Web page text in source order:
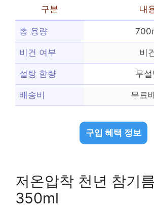
구분 내
총 용량
비건 여부 비
설탕 함량 무
배송비 무료
구입 혜택 정보
저온압착 천년 참기
350ml